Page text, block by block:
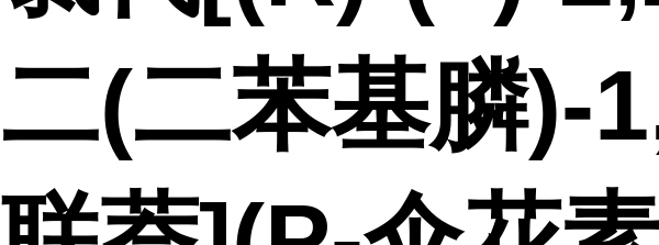
二(二苯基膦)-